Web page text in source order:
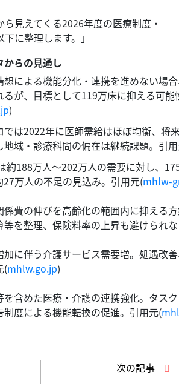
ら見えてくる2026年度の医療制度・
に整理します。」
からの見通し
想による機能分化・連携を進めない場
るが、目標として119万床に抑える可能
)
では2022年に医師需給はほぼ均衡、将
地域・診療科間の偏在は継続課題。引
約188万人〜202万人の需要に対し、
27万人の不足の見込み。引用元(mhlw-
係費の伸びを高齢化の範囲内に抑える
等を整理、保険料率の上昇も避けられ
加に伴う介護サービス需要増。処遇改
(mhlw.go.jp)
を含めた医療・介護の連携強化。タス
制度による機能転換の促進。引用元(
次の記事